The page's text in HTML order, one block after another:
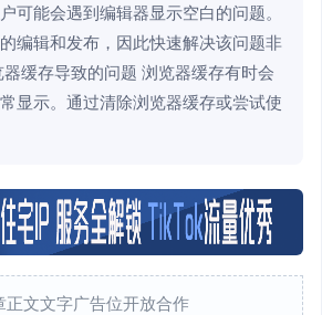
可能会遇到编辑器显示空白的问题。
编辑和发布，因此快速解决该问题非
缓存导致的问题 浏览器缓存有时会
显示。通过清除浏览器缓存或尝试使
正文文字广告位开放合作